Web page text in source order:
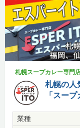
札幌スープカレー専門
札幌の人
「スー
業種